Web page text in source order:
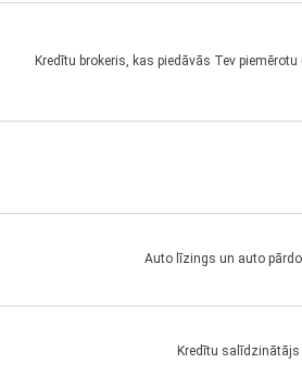
Kredītu brokeris, kas piedāvās Tev
Auto līzings un auto
Kredītu salīdzinātājs